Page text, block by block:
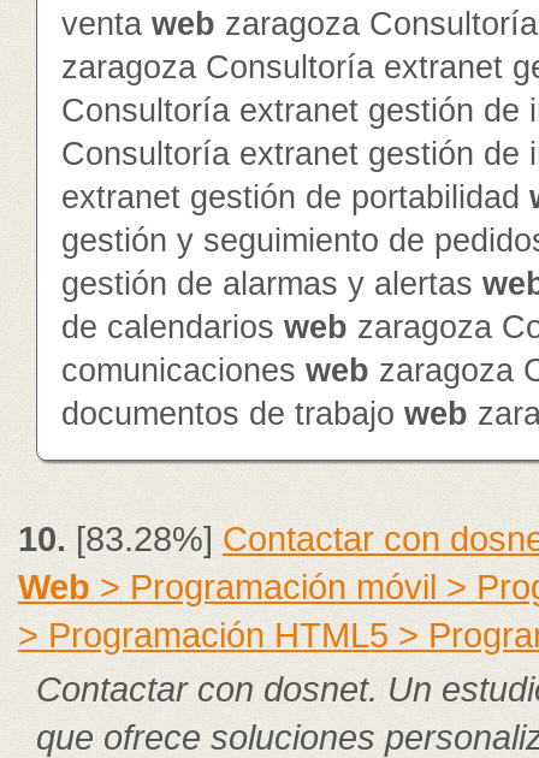
venta web zaragoza
zaragoza Consultoría extranet
Consultoría extranet gestión de
Consultoría extranet gestión de
extranet gestión de portabilidad
gestión y seguimiento de
gestión de alarmas y alertas
de calendarios web zaragoza
comunicaciones web zaragoza
documentos de trabajo web
10.[83.28%]Contactar con
Web > Programación móvil >
> Programación HTML5 >
Contactar con dosnet. Un
que ofrece soluciones